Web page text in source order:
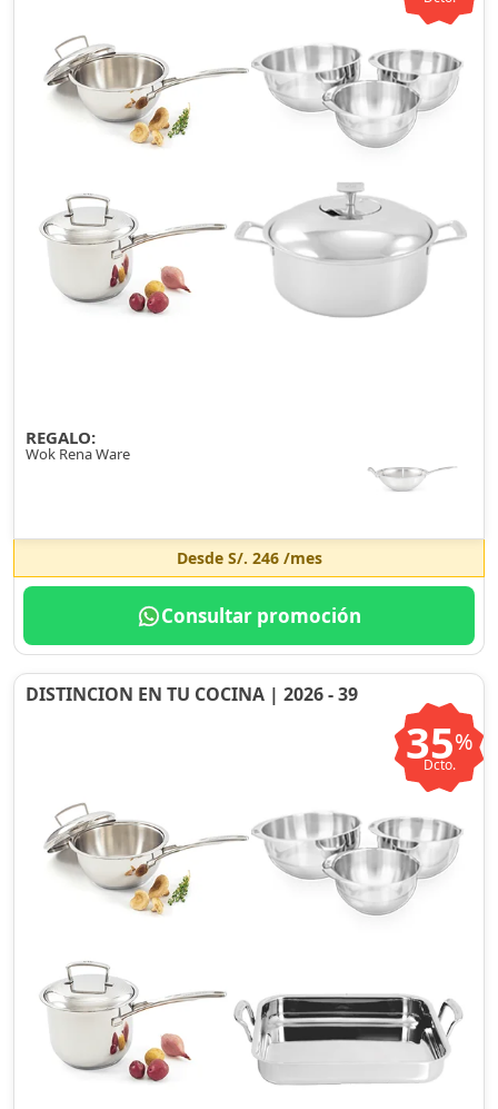
REGALO:
Wok Rena Ware
Desde S/. 246/mes
Consultar promoción
DISTINCION EN TU COCINA | 2026 - 39
35%
Dcto.